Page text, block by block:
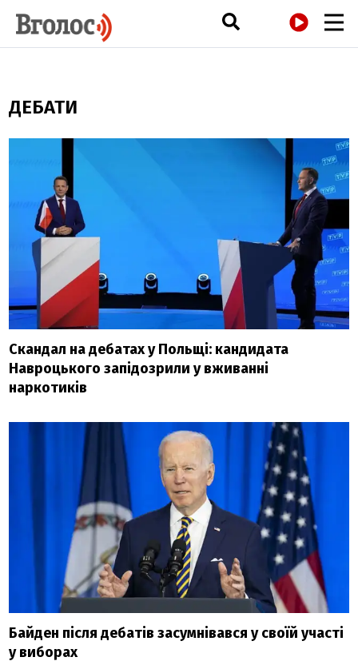
ДЕБАТИ
Скандал на дебатах у Польщі: кандидата
Навроцького запідозрили у вживанні
наркотиків
Байден після дебатів засумнівався у своїй участі
у виборах